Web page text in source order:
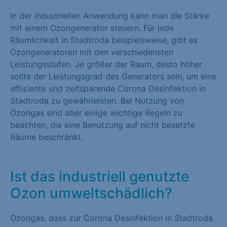
In der industriellen Anwendung kann man die Stärke
mit einem Ozongenerator steuern. Für jede
Räumlichkeit in Stadtroda beispielsweise, gibt es
Ozongeneratoren mit den verschiedensten
Leistungsstufen. Je größer der Raum, desto höher
sollte der Leistungsgrad des Generators sein, um eine
effiziente und zeitsparende Corona Desinfektion in
Stadtroda zu gewährleisten. Bei Nutzung von
Ozongas sind aber einige wichtige Regeln zu
beachten, die eine Benutzung auf nicht besetzte
Räume beschränkt.
Ist das industriell genutzte
Ozon umweltschädlich?
Ozongas, dass zur Corona Desinfektion in Stadtroda